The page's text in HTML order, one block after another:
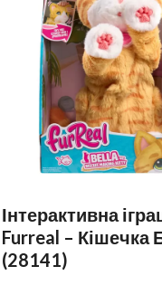
Інтерактивна
Furreal – Кішечка
(28141)